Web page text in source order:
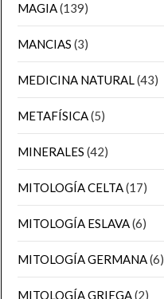
MAGIA(139)
MANCIAS (3)
MEDICINA NATURAL(43)
METAFÍSICA(5)
MINERALES (42)
MITOLOGÍA CELTA(17)
MITOLOGÍA ESLAVA(6)
MITOLOGÍA GERMANA(6)
MITOLOGÍA GRIEGA(2)